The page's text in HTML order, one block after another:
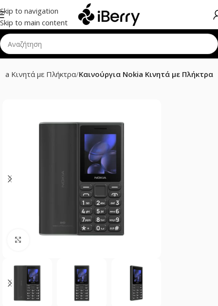
Skip to navigation
Skip to main content
Κινητά με Πλήκτρα Καινούργια Nokia Κινητά με Πλήκτρα